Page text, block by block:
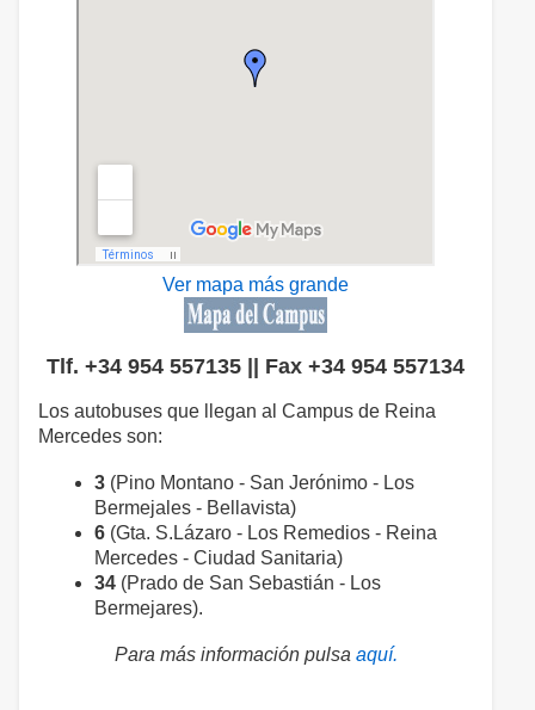
Ver mapa más grande
Tlf. +34 954 557135 || Fax +34 954 557134
Los autobuses que llegan al Campus de Reina
Mercedes son:
3 (Pino Montano - San Jerónimo - Los
Bermejales - Bellavista)
6 (Gta. S.Lázaro - Los Remedios - Reina
Mercedes - Ciudad Sanitaria)
34 (Prado de San Sebastián - Los
Bermejares).
Para más información pulsa aquí.